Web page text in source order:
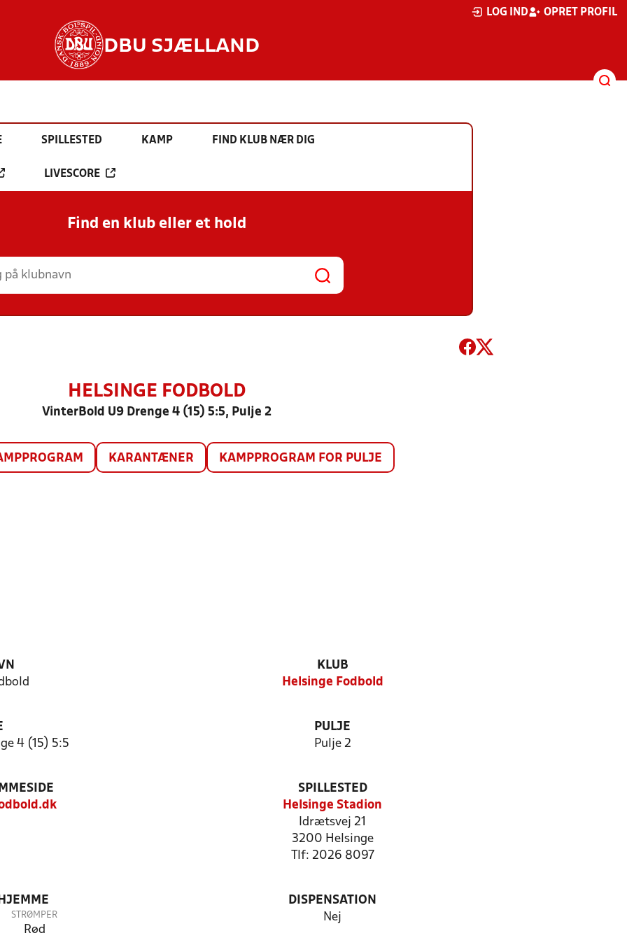
LOG IND OPRET PROFIL
DBU SJÆLLAND
SPILLESTED KAMP FIND KLUB NÆR DIG
LIVESCORE
Find en klub eller et hold
HELSINGE FODBOLD
VinterBold U9 Drenge 4 (15) 5:5, Pulje 2
KARANTÆNER KAMPPROGRAM FOR PULJE
KLUB
Helsinge Fodbold
4 (15) 5:5
PULJE
Pulje 2
SPILLESTED
Helsinge Stadion
Idrætsvej 21
3200 Helsinge
Tlf: 2026 8097
STRØMPER
Rød
DISPENSATION
Nej